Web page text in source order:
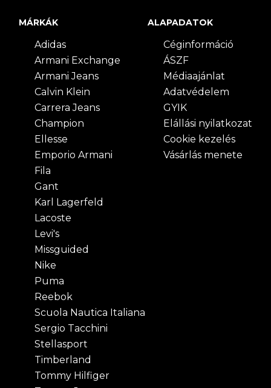
MÁRKÁK
Adidas
Armani Exchange
Armani Jeans
Calvin Klein
Carrera Jeans
Champion
Ellesse
Emporio Armani
Fila
Gant
Karl Lagerfeld
Lacoste
Levi's
Missguided
Nike
Puma
Reebok
Scuola Nautica Italiana
Sergio Tacchini
Stellasport
Timberland
Tommy Hilfiger
ALAPADATOK
Céginformáció
ÁSZF
Médiaajánlat
Adatvédelem
GYIK
Elállási nyilatkozat
Cookie kezelés
Vásárlás menete